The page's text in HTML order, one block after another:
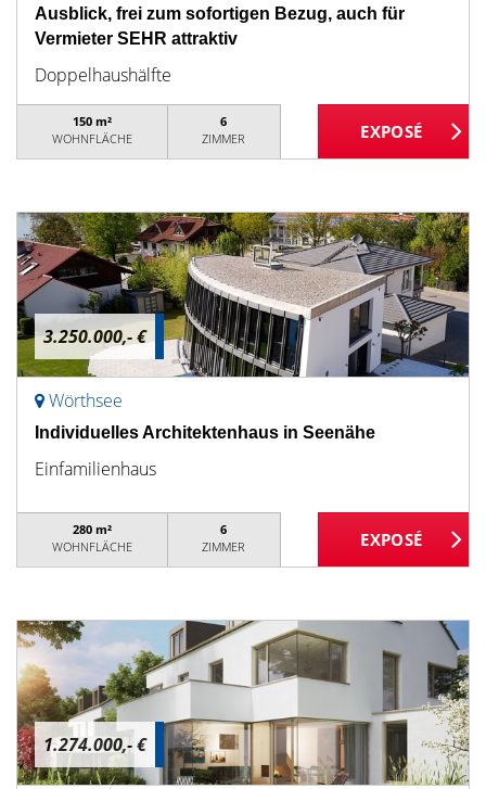
Ausblick, frei zum sofortigen Bezug, auch für
Vermieter SEHR attraktiv
Doppelhaushälfte
150 m²
WOHNFLÄCHE
6
ZIMMER
3.250.000,- €
Wörthsee
Individuelles Architektenhaus in Seenähe
Einfamilienhaus
280 m²
WOHNFLÄCHE
6
ZIMMER
1.274.000,- €